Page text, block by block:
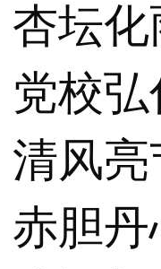
杏坛
党校
清风
赤胆